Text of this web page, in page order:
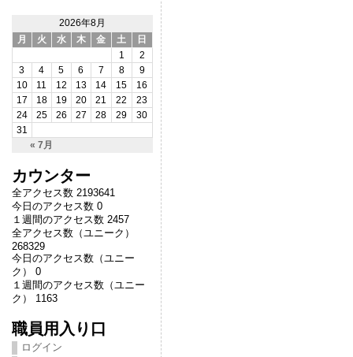
2026年8月
月
火 水 木 金 土 日
« 7月
1
2
3
4 5 6 7 8
9
10
11 12 13 14 15
16
17
18 19 20 21 22
23
24
25 26 27 28 29
30
31
カウンター
全アクセス数 2193641
今日のアクセス数 0
１週間のアクセス数 2457
全アクセス数（ユニーク）
268329
今日のアクセス数（ユニー
ク） 0
１週間のアクセス数（ユニー
ク） 1163
職員用入り口
ログイン